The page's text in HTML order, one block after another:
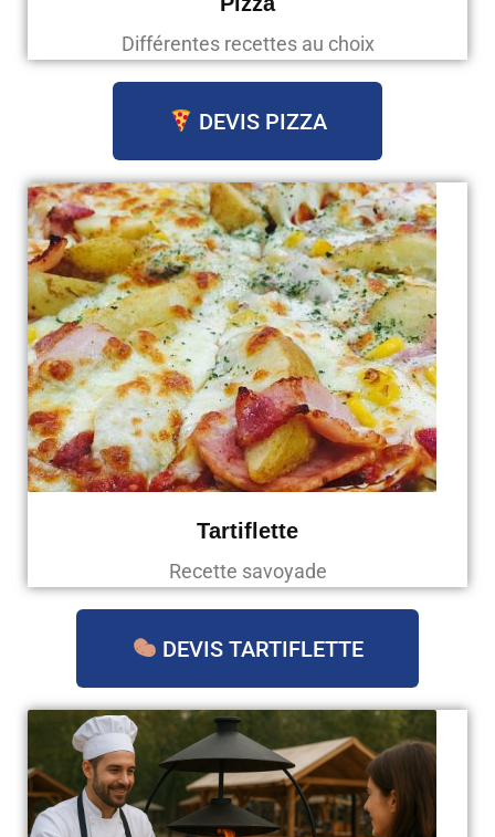
Différentes recettes au choix
DEVIS PIZZA
Tartiflette
Recette savoyade
DEVIS TARTIFLETTE